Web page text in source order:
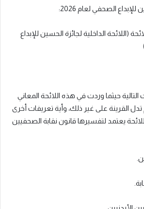
الصحفي لعام 2026:
(اللائحة الداخلية لجائزة الحسين للإبداع
التالية حيثما وردت في هذه اللائحة المعاني
تدل القرينة على غير ذلك، وأية تعريفات أخرى
يعتمد لتفسيرها قانون نقابة الصحفيين